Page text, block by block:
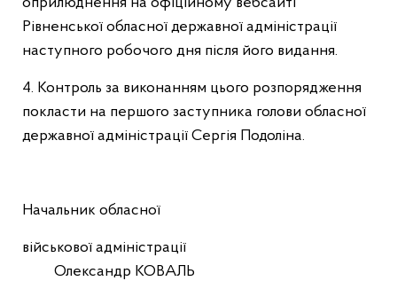
Рівненської обласної державної адміністрації
наступного робочого дня після його видання.
4. Контроль за виконанням цього розпорядження
покласти на першого заступника голови обласної
державної адміністрації Сергія Подоліна.
Начальник обласної
військової адміністрації
Олександр КОВАЛЬ